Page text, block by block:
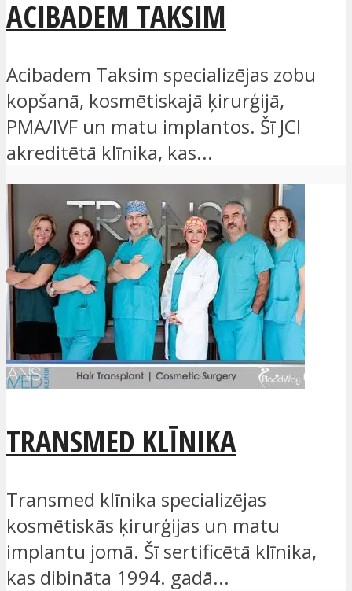
ACIBADEM TAKSIM
Acibadem Taksim specializējas zobu
kopšanā, kosmētiskajā ķirurģijā,
PMA/IVF un matu implantos. Šī JCI
akreditētā klīnika, kas...
TRANSMED KLĪNIKA
Transmed klīnika specializējas
kosmētiskās ķirurģijas un matu
implantu jomā. Šī sertificētā klīnika,
kas dibināta 1994. gadā...